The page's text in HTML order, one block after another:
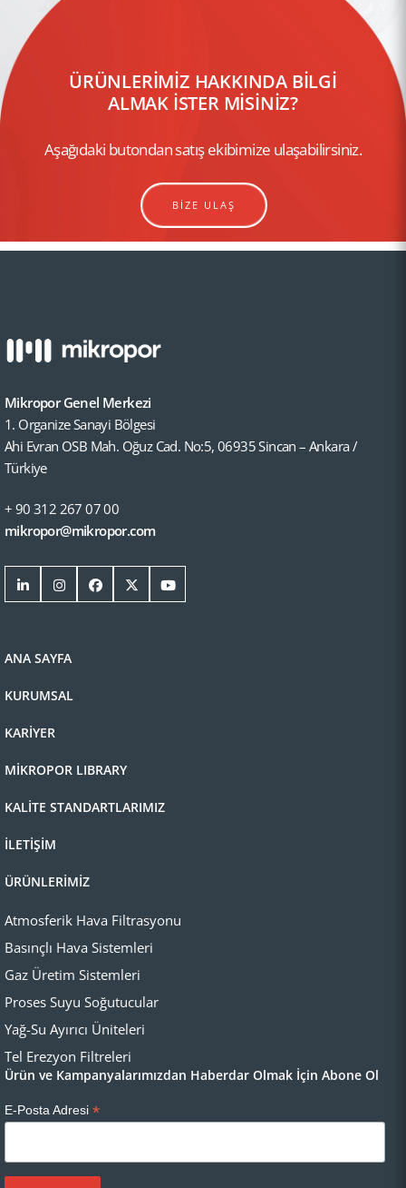
ÜRÜNLERİMİZ HAKKINDA BİLGİ
ALMAK İSTER MİSİNİZ?
Aşağıdaki butondan satış ekibimize ulaşabilirsiniz.
BİZE ULAŞ
Mikropor Genel Merkezi
1. Organize Sanayi Bölgesi
Ahi Evran OSB Mah. Oğuz Cad. No:5, 06935 Sincan – Ankara /
Türkiye
+ 90 312 267 07 00
mikropor@mikropor.com
ANA SAYFA
KURUMSAL
KARİYER
MİKROPOR LIBRARY
KALİTE STANDARTLARIMIZ
İLETİŞİM
ÜRÜNLERİMİZ
Atmosferik Hava Filtrasyonu
Basınçlı Hava Sistemleri
Gaz Üretim Sistemleri
Proses Suyu Soğutucular
Yağ-Su Ayırıcı Üniteleri
Tel Erezyon Filtreleri
Ürün ve Kampanyalarımızdan Haberdar Olmak İçin Abone Ol
E-Posta Adresi *